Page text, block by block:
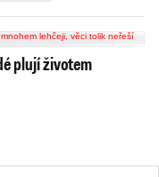
plují životem